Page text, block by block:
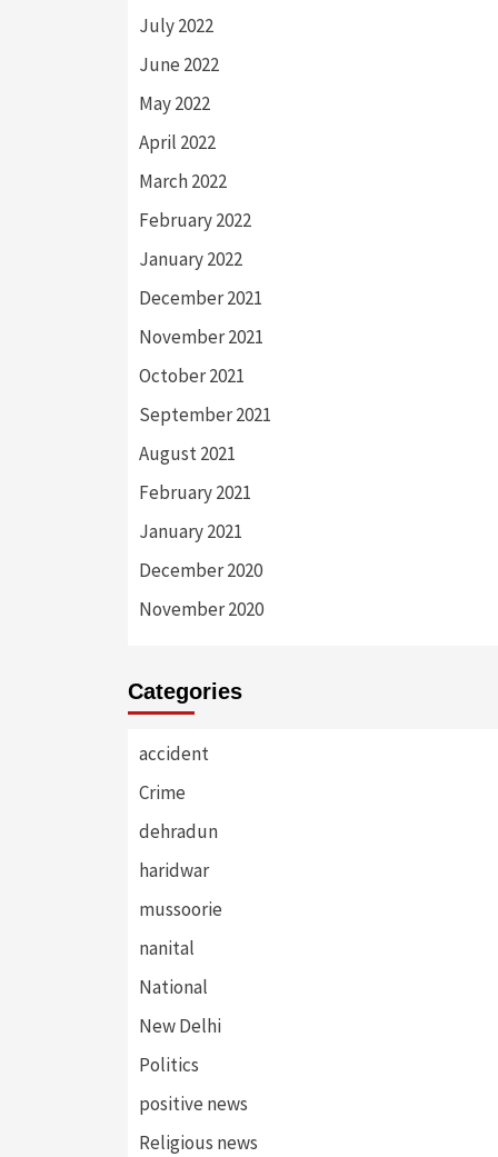
July 2022
June 2022
May 2022
April 2022
March 2022
February 2022
January 2022
December 2021
November 2021
October 2021
September 2021
August 2021
February 2021
January 2021
December 2020
November 2020
Categories
accident
Crime
dehradun
haridwar
mussoorie
nanital
National
New Delhi
Politics
positive news
Religious news